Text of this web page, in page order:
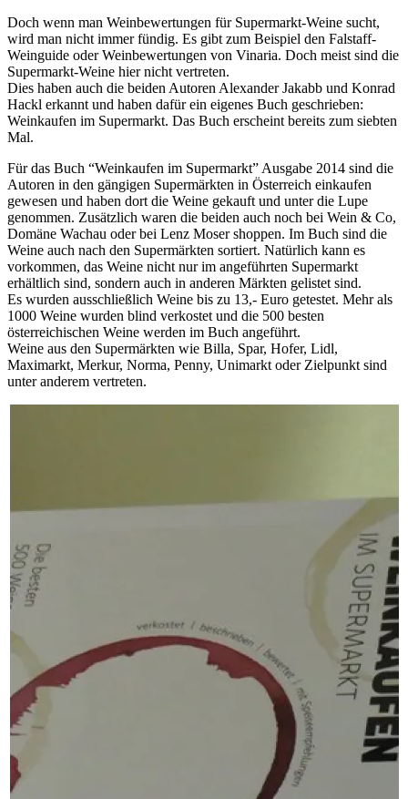
Doch wenn man Weinbewertungen für Supermarkt-Weine sucht,
wird man nicht immer fündig. Es gibt zum Beispiel den Falstaff-
Weinguide oder Weinbewertungen von Vinaria. Doch meist sind die
Supermarkt-Weine hier nicht vertreten.
Dies haben auch die beiden Autoren Alexander Jakabb und Konrad
Hackl erkannt und haben dafür ein eigenes Buch geschrieben:
Weinkaufen im Supermarkt. Das Buch erscheint bereits zum siebten
Mal.
Für das Buch “Weinkaufen im Supermarkt” Ausgabe 2014 sind die
Autoren in den gängigen Supermärkten in Österreich einkaufen
gewesen und haben dort die Weine gekauft und unter die Lupe
genommen. Zusätzlich waren die beiden auch noch bei Wein & Co,
Domäne Wachau oder bei Lenz Moser shoppen. Im Buch sind die
Weine auch nach den Supermärkten sortiert. Natürlich kann es
vorkommen, das Weine nicht nur im angeführten Supermarkt
erhältlich sind, sondern auch in anderen Märkten gelistet sind.
Es wurden ausschließlich Weine bis zu 13,- Euro getestet. Mehr als
1000 Weine wurden blind verkostet und die 500 besten
österreichischen Weine werden im Buch angeführt.
Weine aus den Supermärkten wie Billa, Spar, Hofer, Lidl,
Maximarkt, Merkur, Norma, Penny, Unimarkt oder Zielpunkt sind
unter anderem vertreten.